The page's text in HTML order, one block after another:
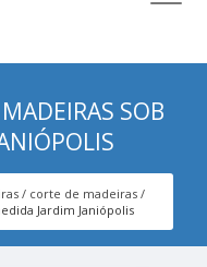
SOB
corte de madeiras
Jardim Janiópolis